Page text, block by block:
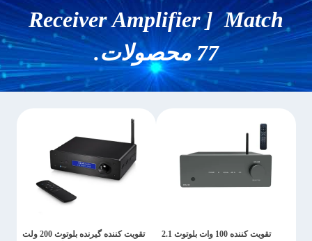
Receiver Amplifier ] Match
77 محصولات.
تقویت کننده 100 وات بلوتوث 2.1
تقویت کننده گیرنده بلوتوث 200 ولت